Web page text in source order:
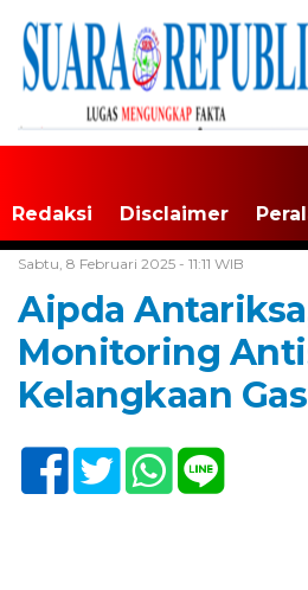
Redaksi Disclaimer
Sabtu, 8 Februari 2025 - 11:11 WIB
Aipda
Monitoring
Kelangkaan